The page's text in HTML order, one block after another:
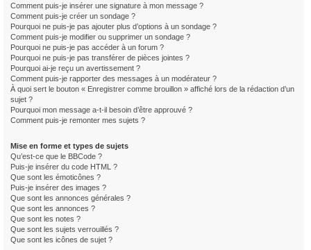
Comment puis-je insérer une signature à mon message ?
Comment puis-je créer un sondage ?
Pourquoi ne puis-je pas ajouter plus d’options à un sondage ?
Comment puis-je modifier ou supprimer un sondage ?
Pourquoi ne puis-je pas accéder à un forum ?
Pourquoi ne puis-je pas transférer de pièces jointes ?
Pourquoi ai-je reçu un avertissement ?
Comment puis-je rapporter des messages à un modérateur ?
À quoi sert le bouton « Enregistrer comme brouillon » affiché lors de la rédaction d’un
sujet ?
Pourquoi mon message a-t-il besoin d’être approuvé ?
Comment puis-je remonter mes sujets ?
Mise en forme et types de sujets
Qu’est-ce que le BBCode ?
Puis-je insérer du code HTML ?
Que sont les émoticônes ?
Puis-je insérer des images ?
Que sont les annonces générales ?
Que sont les annonces ?
Que sont les notes ?
Que sont les sujets verrouillés ?
Que sont les icônes de sujet ?